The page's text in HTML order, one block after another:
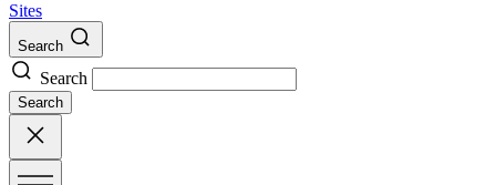
Sites
Search
Search
Search